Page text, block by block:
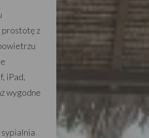
prostotę z
iPad,
wygodne
sypialnia